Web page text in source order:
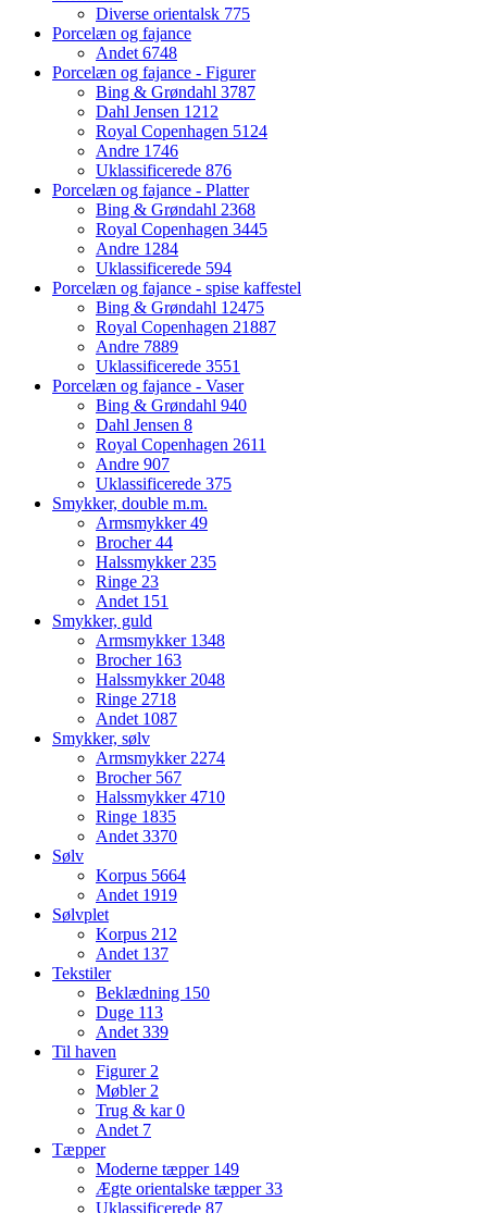
Diverse orientalsk 775
Porcelæn og fajance
Andet 6748
Porcelæn og fajance - Figurer
Bing & Grøndahl 3787
Dahl Jensen 1212
Royal Copenhagen 5124
Andre 1746
Uklassificerede 876
Porcelæn og fajance - Platter
Bing & Grøndahl 2368
Royal Copenhagen 3445
Andre 1284
Uklassificerede 594
Porcelæn og fajance - spise kaffestel
Bing & Grøndahl 12475
Royal Copenhagen 21887
Andre 7889
Uklassificerede 3551
Porcelæn og fajance - Vaser
Bing & Grøndahl 940
Dahl Jensen 8
Royal Copenhagen 2611
Andre 907
Uklassificerede 375
Smykker, double m.m.
Armsmykker49
Brocher44
Halssmykker 235
Ringe 23
Andet 151
Smykker, guld
Armsmykker 1348
Brocher 163
Halssmykker 2048
Ringe 2718
Andet 1087
Smykker, sølv
Armsmykker 2274
Brocher 567
Halssmykker4710
Ringe 1835
Andet 3370
Sølv
Korpus 5664
Andet 1919
Sølvplet
Korpus 212
Andet 137
Tekstiler
Beklædning 150
Duge 113
Andet 339
Til haven
Figurer 2
Møbler 2
Trug & kar0
Andet 7
Tæpper
Moderne tæpper 149
Ægte orientalske tæpper33
Uklassificerede 87